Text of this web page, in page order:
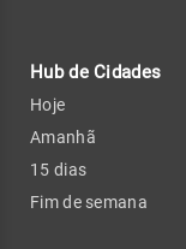
Hub de Cidades
Hoje
Amanhã
15 dias
Fim de semana